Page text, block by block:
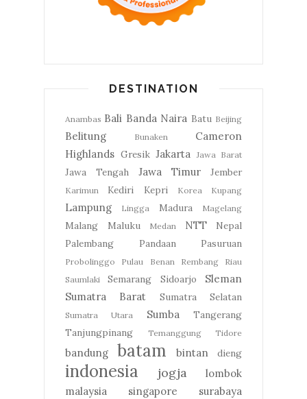
DESTINATION
Anambas Bali Banda Naira Batu Beijing
Belitung Bunaken
Cameron
Highlands Gresik Jakarta Jawa Barat
Jawa Tengah Jawa Timur Jember
Karimun Kediri Kepri Korea Kupang
Lampung Lingga Madura Magelang
Malang Maluku Medan NTT
Nepal
Palembang
Pandaan Pasuruan
Probolinggo Pulau Benan Rembang
Riau
Saumlaki
Semarang Sidoarjo
Sleman
Sumatra Barat
Sumatra Selatan
Sumatra Utara Sumba
Tangerang
Tanjungpinang
Temanggung Tidore
bandung batam bintan dieng
indonesia jogja
lombok
malaysia
singapore
surabaya